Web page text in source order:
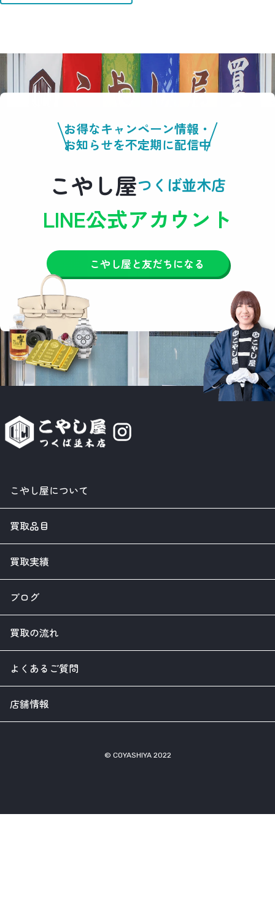
お得なキャンペーン情報・
お知らせを不定期に配信中
こやし屋つくば並木店
LINE公式アカウント
こやし屋と友だちになる
こやし屋について
買取品目
買取実績
ブログ
買取の流れ
よくあるご質問
店舗情報
© COYASHIYA 2022